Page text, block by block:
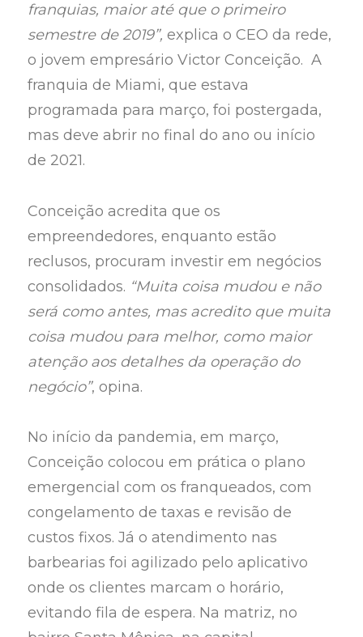
franquias, maior até que o primeiro
semestre de 2019”, explica o CEO da rede,
o jovem empresário Victor Conceição. A
franquia de Miami, que estava
programada para março, foi postergada,
mas deve abrir no final do ano ou início
de 2021.
Conceição acredita que os
empreendedores, enquanto estão
reclusos, procuram investir em negócios
consolidados. “Muita coisa mudou e não
será como antes, mas acredito que muita
coisa mudou para melhor, como maior
atenção aos detalhes da operação do
negócio”, opina.
No início da pandemia, em março,
Conceição colocou em prática o plano
emergencial com os franqueados, com
congelamento de taxas e revisão de
custos fixos. Já o atendimento nas
barbearias foi agilizado pelo aplicativo
onde os clientes marcam o horário,
evitando fila de espera. Na matriz, no